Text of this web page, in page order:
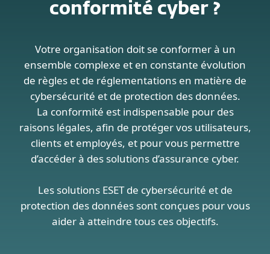
conformité cyber ?
Votre organisation doit se conformer à un
ensemble complexe et en constante évolution
de règles et de réglementations en matière de
cybersécurité et de protection des données.
La conformité est indispensable pour des
raisons légales, afin de protéger vos utilisateurs,
clients et employés, et pour vous permettre
d’accéder à des solutions d’assurance cyber.
Les solutions ESET de cybersécurité et de
protection des données sont conçues pour vous
aider à atteindre tous ces objectifs.